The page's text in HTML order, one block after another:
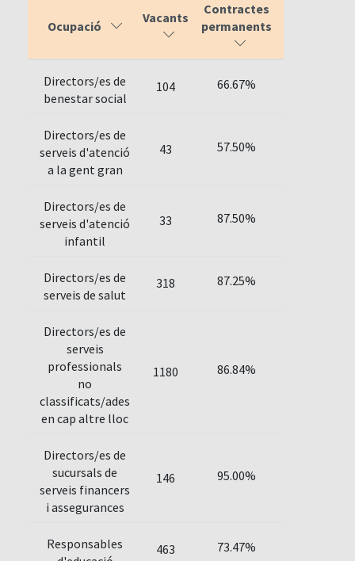
Ocupació
Vacants
Contractes
permanents
Directors/es de
benestar social
104 66.67%
Directors/es de
serveis d'atenció
a la gent gran
43 57.50%
Directors/es de
serveis d'atenció
infantil
33 87.50%
Directors/es de
serveis de salut
318 87.25%
Directors/es de
serveis
professionals
no
classificats/ades
en cap altre lloc
1180 86.84%
Directors/es de
sucursals de
serveis financers
i assegurances
146 95.00%
Responsables
463 73.47%